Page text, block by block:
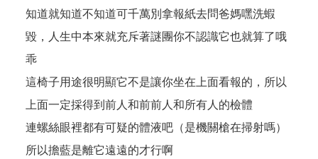
知道就知道不知道可千萬別拿報紙去問爸媽嘿洗蝦
毀，人生中本來就充斥著謎團你不認識它也就算了哦
乖
這椅子用途很明顯它不是讓你坐在上面看報的，所以
上面一定採得到前人和前前人和所有人的檢體
連螺絲眼裡都有可疑的體液吧（是機關槍在掃射嗎）
所以擔藍是離它遠遠的才行啊